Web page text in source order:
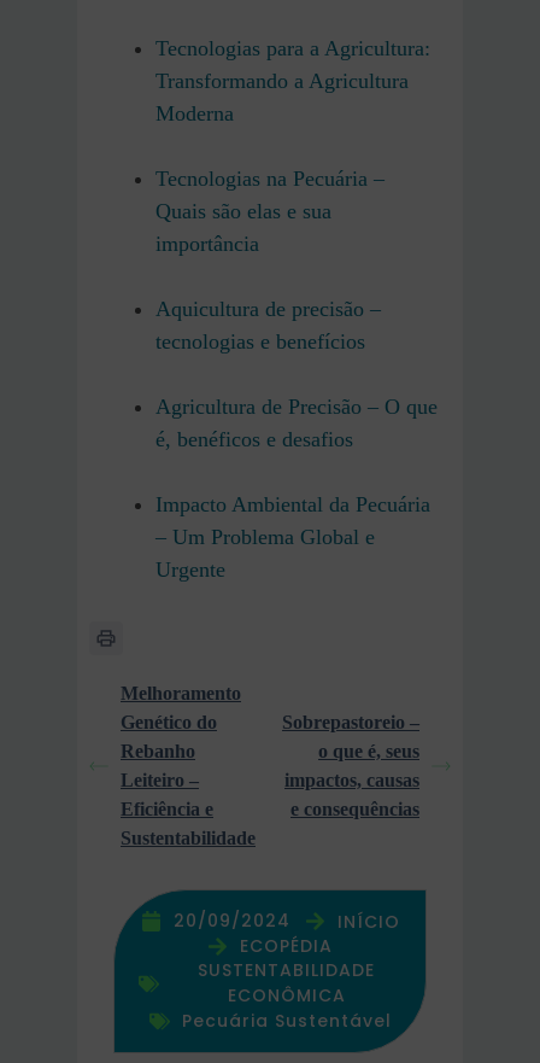
Tecnologias para a Agricultura:
Transformando a Agricultura
Moderna
Tecnologias na Pecuária –
Quais são elas e sua
importância
Aquicultura de precisão –
tecnologias e benefícios
Agricultura de Precisão – O que
é, benéficos e desafios
Impacto Ambiental da Pecuária
– Um Problema Global e
Urgente
Melhoramento
Genético do
Rebanho
Leiteiro –
Eficiência e
Sustentabilidade
Sobrepastoreio –
o que é, seus
impactos, causas
e consequências
20/09/2024
INÍCIO
ECOPÉDIA
SUSTENTABILIDADE
ECONÔMICA
Pecuária Sustentável